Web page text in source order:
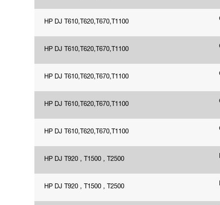
HP DJ T610,T620,T670,T1100
HP DJ T610,T620,T670,T1100
HP DJ T610,T620,T670,T1100
HP DJ T610,T620,T670,T1100
HP DJ T610,T620,T670,T1100
HP DJ T920 , T1500 , T2500
HP DJ T920 , T1500 , T2500